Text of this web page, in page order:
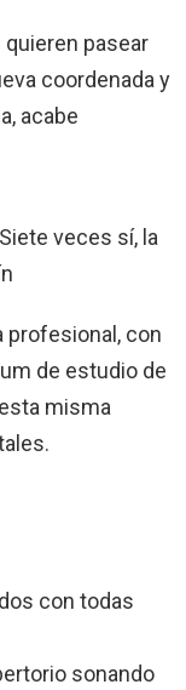
quieren pasear
coordenada y
acabe
veces sí, la
profesional, con
de estudio de
misma
con todas
sonando